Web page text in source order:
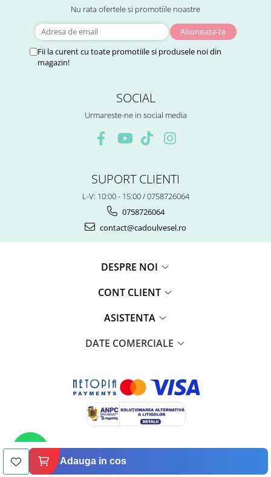
Adauga in cos
Nu rata ofertele si promotiile noastre
Fii la curent cu toate promotiile si produsele noi din
magazin!
SOCIAL
Urmareste-ne in social media
SUPORT CLIENTI
L-V: 10:00 - 15:00 / 0758726064
0758726064
contact@cadoulvesel.ro
DESPRE NOI
CONT CLIENT
ASISTENTA
DATE COMERCIALE